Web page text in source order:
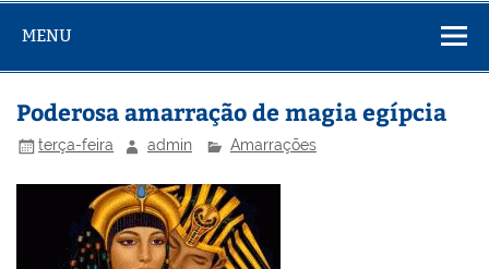
MENU
Poderosa amarração de magia egípcia
terça-feira admin Amarrações